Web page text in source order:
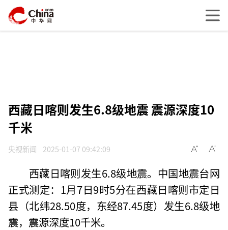
西藏日喀则发生6.8级地震 震源深度10
千米
央视新闻 2025-01-07 09:42:09
西藏日喀则发生6.8级地震。中国地震台网
正式测定：1月7日9时5分在西藏日喀则市定日
县（北纬28.50度，东经87.45度）发生6.8级地
震，震源深度10千米。